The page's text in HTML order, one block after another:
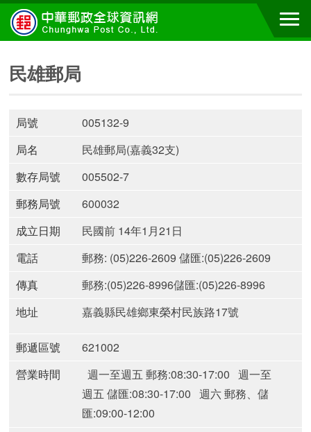
民雄郵局
局號
005132-9
局名
民雄郵局(嘉義32支)
數存局號
005502-7
郵務局號
600032
成立日期
民國前 14年1月21日
電話
郵務: (05)226-2609 儲匯:(05)226-2609
傳真
郵務:(05)226-8996儲匯:(05)226-8996
地址
嘉義縣民雄鄉東榮村民族路17號
郵遞區號
621002
營業時間
週一至週五 郵務:08:30-17:00 週一至
週五 儲匯:08:30-17:00 週六 郵務、儲
匯:09:00-12:00